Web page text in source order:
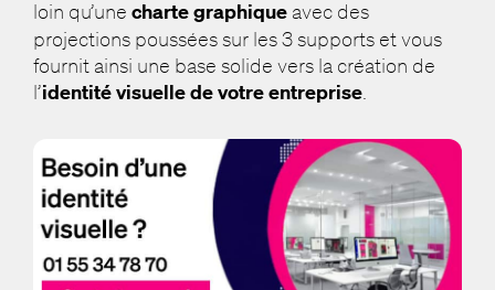
loin qu’une charte graphiqueavec des
projections poussées sur les 3 supports et vous
fournit ainsi une base solide vers la création de
l’identité visuelle de votre entreprise.